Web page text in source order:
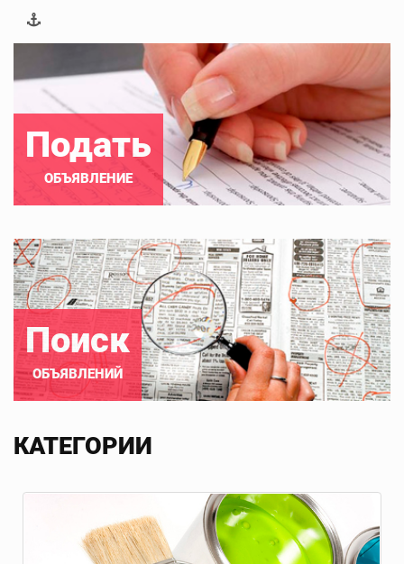
Подать
ОБЪЯВЛЕНИЕ
Поиск
ОБЪЯВЛЕНИЙ
КАТЕГОРИИ